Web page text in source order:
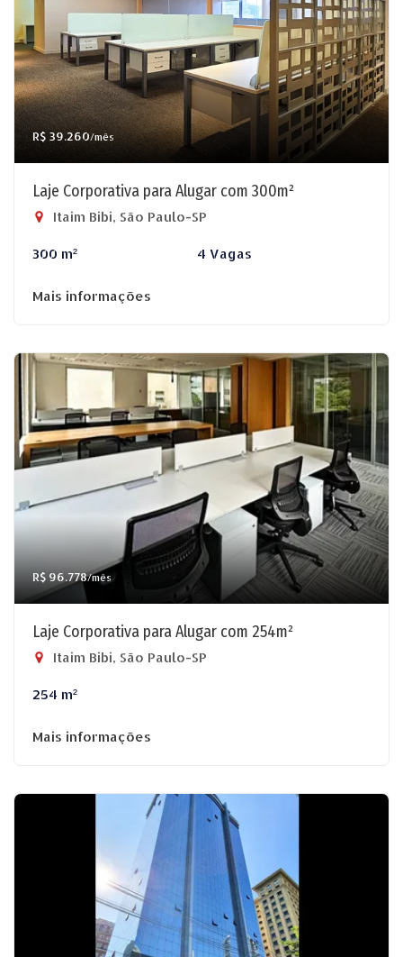
R$ 39.260/mês
Laje Corporativa para Alugar com 300m²
Itaim Bibi, São Paulo-SP
300 m² 4 Vagas
Mais informações
R$ 96.778/mês
Laje Corporativa para Alugar com 254m²
Itaim Bibi, São Paulo-SP
254 m²
Mais informações